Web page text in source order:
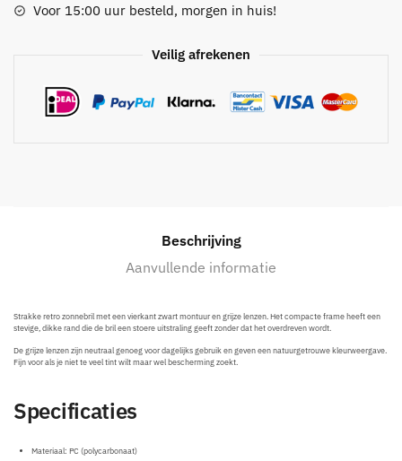
Voor 15:00 uur besteld, morgen in huis!
Veilig afrekenen
Beschrijving
Aanvullende informatie
Strakke retro zonnebril met een vierkant zwart montuur en grijze lenzen. Het compacte frame heeft een
stevige, dikke rand die de bril een stoere uitstraling geeft zonder dat het overdreven wordt.
De grijze lenzen zijn neutraal genoeg voor dagelijks gebruik en geven een natuurgetrouwe kleurweergave.
Fijn voor als je niet te veel tint wilt maar wel bescherming zoekt.
Specificaties
Materiaal: PC (polycarbonaat)